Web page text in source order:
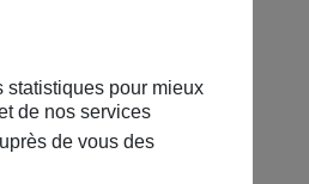
statistiques pour mieux
de nos services
de vous des